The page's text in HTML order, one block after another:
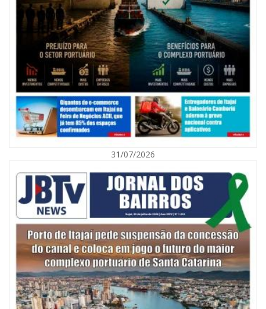
07/08/2026 | 07:00
Nem toda violência deixa marcas: conheça os sinais de alerta da
BALNEÁRIO CAMBORIÚ
31/07/2026